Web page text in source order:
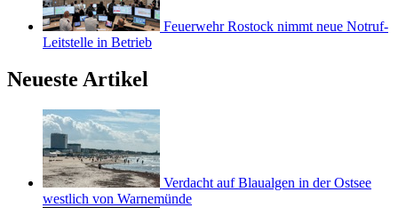
Feuerwehr Rostock nimmt neue Notruf-
Leitstelle in Betrieb
Neueste Artikel
Verdacht auf Blaualgen in der Ostsee
westlich von Warnemünde